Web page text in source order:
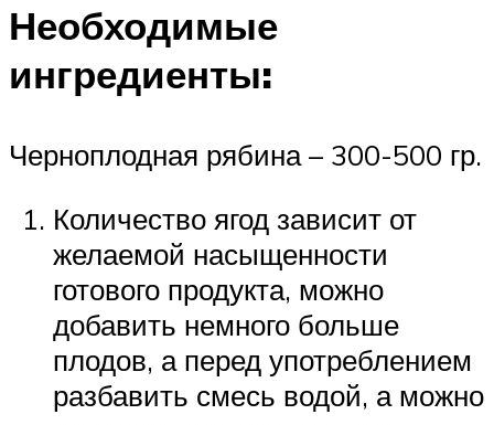
Необходимые
ингредиенты:
Черноплодная рябина – 300-500 гр.
Количество ягод зависит от
желаемой насыщенности
готового продукта, можно
добавить немного больше
плодов, а перед употреблением
разбавить смесь водой, а можно